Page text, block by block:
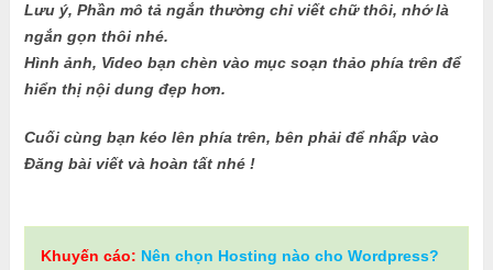
Lưu ý, Phần mô tả ngắn thường chỉ viết chữ thôi, nhớ là
ngắn gọn thôi nhé.
Hình ảnh, Video bạn chèn vào mục soạn thảo phía trên để
hiển thị nội dung đẹp hơn.
Cuối cùng bạn kéo lên phía trên, bên phải để nhấp vào
Đăng bài viết và hoàn tất nhé !
Khuyến cáo: Nên chọn Hosting nào cho Wordpress?